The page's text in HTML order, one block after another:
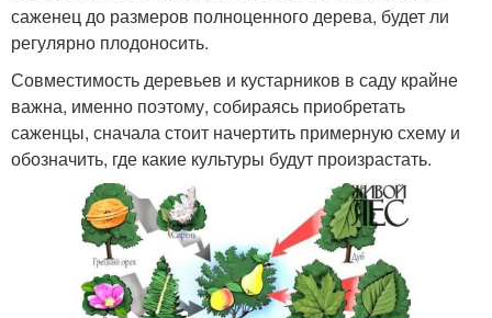
саженец до размеров полноценного дерева, будет ли
регулярно плодоносить.
Совместимость деревьев и кустарников в саду крайне
важна, именно поэтому, собираясь приобретать
саженцы, сначала стоит начертить примерную схему и
обозначить, где какие культуры будут произрастать.